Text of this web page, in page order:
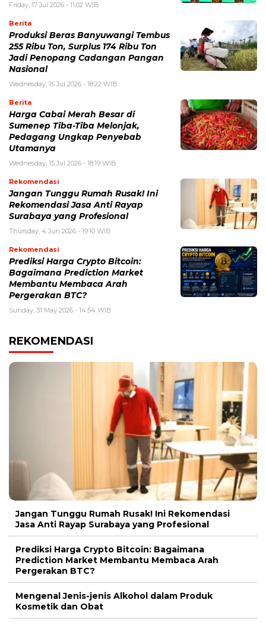
Friday, 17 Jul 2026 - 11:02 WIB
Berita
Produksi Beras Banyuwangi Tembus
255 Ribu Ton, Surplus 174 Ribu Ton
Jadi Penopang Cadangan Pangan
Nasional
Wednesday, 15 Jul 2026 - 18:22 WIB
Berita
Harga Cabai Merah Besar di
Sumenep Tiba-Tiba Melonjak,
Pedagang Ungkap Penyebab
Utamanya
Wednesday, 15 Jul 2026 - 18:19 WIB
Rekomendasi
Jangan Tunggu Rumah Rusak! Ini
Rekomendasi Jasa Anti Rayap
Surabaya yang Profesional
Thursday, 4 Jun 2026 - 19:10 WIB
Rekomendasi
Prediksi Harga Crypto Bitcoin:
Bagaimana Prediction Market
Membantu Membaca Arah
Pergerakan BTC?
Sunday, 31 May 2026 - 14:54 WIB
REKOMENDASI
Jangan Tunggu Rumah Rusak! Ini Rekomendasi
Jasa Anti Rayap Surabaya yang Profesional
Prediksi Harga Crypto Bitcoin: Bagaimana
Prediction Market Membantu Membaca Arah
Pergerakan BTC?
Mengenal Jenis-jenis Alkohol dalam Produk
Kosmetik dan Obat